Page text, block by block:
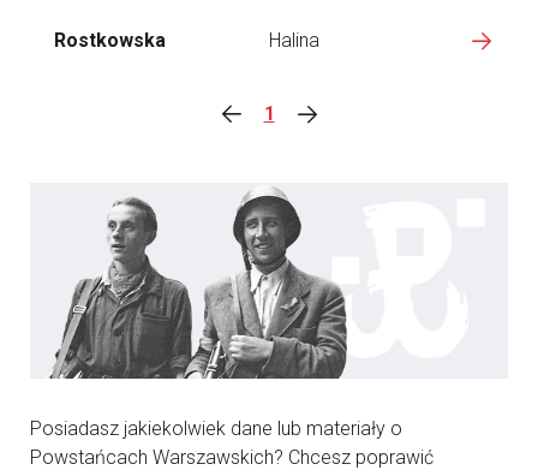
Rostkowska Halina
1
Posiadasz jakiekolwiek dane lub materiały o
Powstańcach Warszawskich? Chcesz poprawić